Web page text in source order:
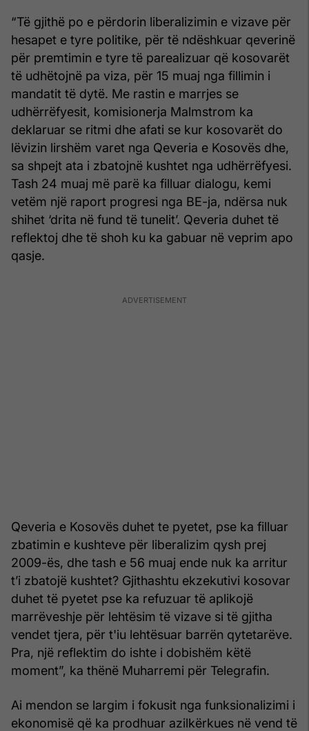
“Të gjithë po e përdorin liberalizimin e vizave për
hesapet e tyre politike, për të ndëshkuar qeverinë
për premtimin e tyre të parealizuar që kosovarët
të udhëtojnë pa viza, për 15 muaj nga fillimin i
mandatit të dytë. Me rastin e marrjes se
udhërrëfyesit, komisionerja Malmstrom ka
deklaruar se ritmi dhe afati se kur kosovarët do
lëvizin lirshëm varet nga Qeveria e Kosovës dhe,
sa shpejt ata i zbatojnë kushtet nga udhërrëfyesi.
Tash 24 muaj më parë ka filluar dialogu, kemi
vetëm një raport progresi nga BE-ja, ndërsa nuk
shihet ‘drita në fund të tunelit’. Qeveria duhet të
reflektoj dhe të shoh ku ka gabuar në veprim apo
qasje.
Qeveria e Kosovës duhet te pyetet, pse ka filluar
zbatimin e kushteve për liberalizim qysh prej
2009-ës, dhe tash e 56 muaj ende nuk ka arritur
t’i zbatojë kushtet? Gjithashtu ekzekutivi kosovar
duhet të pyetet pse ka refuzuar të aplikojë
marrëveshje për lehtësim të vizave si të gjitha
vendet tjera, për t'iu lehtësuar barrën qytetarëve.
Pra, një reflektim do ishte i dobishëm këtë
moment”, ka thënë Muharremi për Telegrafin.
Ai mendon se largim i fokusit nga funksionalizimi i
ekonomisë që ka prodhuar azilkërkues në vend të